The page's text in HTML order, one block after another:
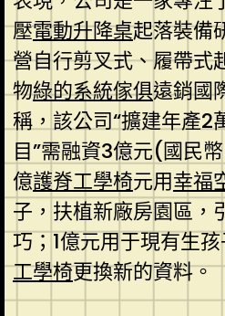
壓電動升降桌起落裝備
營自行剪叉式、履帶式
物綠的系統傢俱遠銷國
稱，該公司“擴建年產2
目”需融資3億元(國民
億護脊工學椅元用幸福
子，扶植新廠房園區，
巧；1億元用于現有生
工學椅更換新的資料。